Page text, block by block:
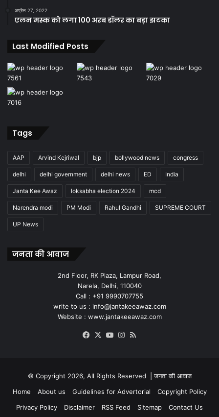
अप्रैल 27, 2022
एलन मस्क को लगा 100 अरब डॉलर का बड़ा झटका
Last Modified Posts
Tags
AAP Arvind Kejriwal bjp bollywood news congress
delhi delhi government delhi news ED India
Janta Kee Awaz loksabha election 2024 mcd
Narendra modi PM Modi Rahul Gandhi SUPREME COURT
UP News
जनता की आवाज
2nd Floor, RK Plaza, Lampur Road,
Narela, Delhi, 110040
Call : +91 9990707755
write to us : info@jantakeeawaz.com
Website : www.jantakeeawaz.com
Facebook
X YouTubeInstagram
© Copyright 2026, All Rights Reserved |जनता की आवाज
Home
About us Guidelines for Advertorial
Copyright Policy
Privacy Policy
Disclaimer RSS Feed Sitemap Contact Us